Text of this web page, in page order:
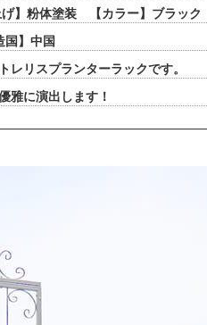
】粉体塗装 【カラー】ブラック
】中国
リスプランターラックです。
雅に演出します！